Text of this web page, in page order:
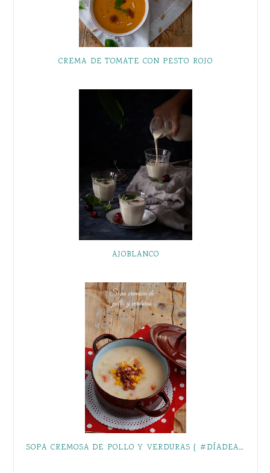
CREMA DE TOMATE CON PESTO ROJO
AJOBLANCO
SOPA CREMOSA DE POLLO Y VERDURAS { #DÍADEANETO }